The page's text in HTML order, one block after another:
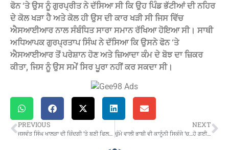
ਫੋਨ ‘ਤੇ ਉਸ ਨੂੰ ਗੁਰਪ੍ਰੀਤ ਨੇ ਦੱਸਿਆ ਸੀ ਕਿ ਉਹ ਪਿੰਡ ਭੱਟੀਆਂ ਦੀ ਨਹਿਰ
ਦੇ ਕੋਲ ਖੜਾ ਹੈ ਅਤੇ ਕੋਲ ਹੀ ਉਸ ਦੀ ਕਾਰ ਖੜੀ ਸੀ ਜਿਸ ਵਿੱਚ
ਐਸਆਈਆਰ ਨਾਲ ਸੰਬੰਧਿਤ ਸਾਰਾ ਸਮਾਨ ਰੱਖਿਆ ਹੋਇਆ ਸੀ। ਸਾਥੀ
ਅਧਿਆਪਕ ਗੁਰਪ੍ਰਤਾਪ ਸਿੰਘ ਨੇ ਦੱਸਿਆ ਕਿ ਉਸਨੇ ਫੋਨ ‘ਤੇ
ਐਸਆਈਆਰ ਤੋਂ ਪਰੇਸ਼ਾਨ ਹੋਣ ਅਤੇ ਜ਼ਿਆਦਾ ਕੰਮ ਦੇ ਬੋਝ ਦਾ ਜ਼ਿਕਰ
ਕੀਤਾ, ਜਿਸ ਨੂੰ ਉਸ ਸਮੇਂ ਸਿਰ ਪੂਰਾ ਨਹੀਂ ਕਰ ਸਕਦਾ ਸੀ।
PREVIOUS
ਜਸਵੰਤ ਸਿੰਘ ਖਾਲੜਾ ਦੀ ਜ਼ਿੰਦਗੀ ‘ਤੇ ਬਣੀ ਫਿਲਮ ਸਬੰਧੀ ਕੇਂਦਰ ਸਰਕਾਰ ਦਾ ਵੱਡਾ ਫੈਸਲਾ
NEXT
ਚੁੰਮੇ ਵਾਲੀ ਭਾਬੀ ਵੀ ਕਾਨੂੰਨੀ ਸਿਕੰਜੇ ‘ਚ…ਹੋ ਗਈ FIR ਦਰਜ